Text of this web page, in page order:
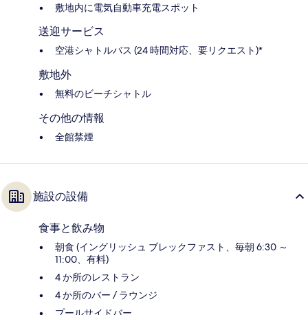
敷地内に電気自動車充電スポット
送迎サービス
空港シャトルバス (24 時間対応、要リクエスト)*
敷地外
無料のビーチシャトル
その他の情報
全館禁煙
施設の設備
食事と飲み物
朝食 (イングリッシュ ブレックファスト、毎朝 6:30 ～
11:00、有料)
4 か所のレストラン
4 か所のバー / ラウンジ